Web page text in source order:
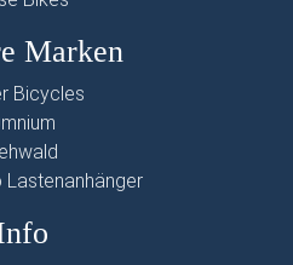
Marken
Bicycles
Lastenanhänger